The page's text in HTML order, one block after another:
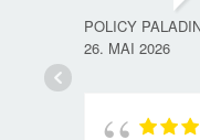
POLICY
26. MAI 2026